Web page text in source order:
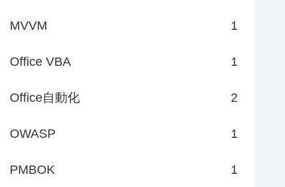
MVVM 1
Office VBA 1
Office自動化 2
OWASP 1
PMBOK 1